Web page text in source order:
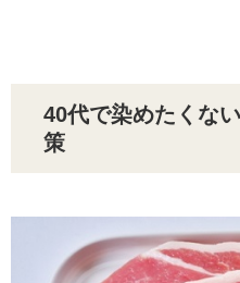
40代で染めたくな
策